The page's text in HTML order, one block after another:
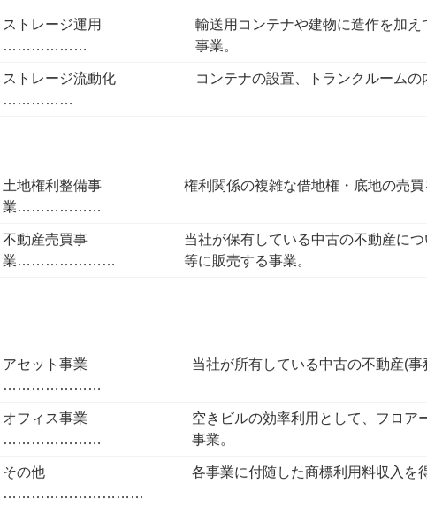
ストレージ運用
………………
輸送用コンテナや建物に造作を加
事業。
ストレージ流動化
……………
コンテナの設置、トランクルーム
土地権利整備事
業………………
権利関係の複雑な借地権・底地の売
不動産売買事
業…………………
当社が保有している中古の不動産に
等に販売する事業。
アセット事業
…………………
当社が所有している中古の不動産(
オフィス事業
…………………
空きビルの効率利用として、フロア
事業。
その他
…………………………
各事業に付随した商標利用料収入を